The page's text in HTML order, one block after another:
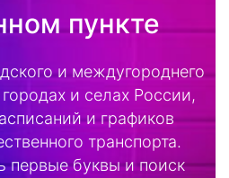
пункте
и междугороднего
и селах России,
и графиков
транспорта.
первые буквы и поиск